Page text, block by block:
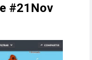
#21Nov